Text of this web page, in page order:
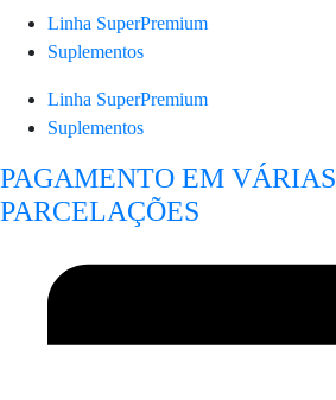
Linha SuperPremium
Suplementos
Linha SuperPremium
Suplementos
PAGAMENTO EM VÁRIAS
PARCELAÇÕES